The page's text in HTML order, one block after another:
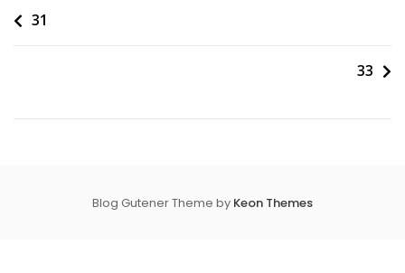
Beitragsnavigation
31
33
Blog Gutener Theme by Keon Themes